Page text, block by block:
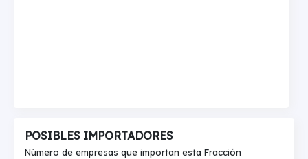
POSIBLES IMPORTADORES
Número de empresas que importan esta Fracción